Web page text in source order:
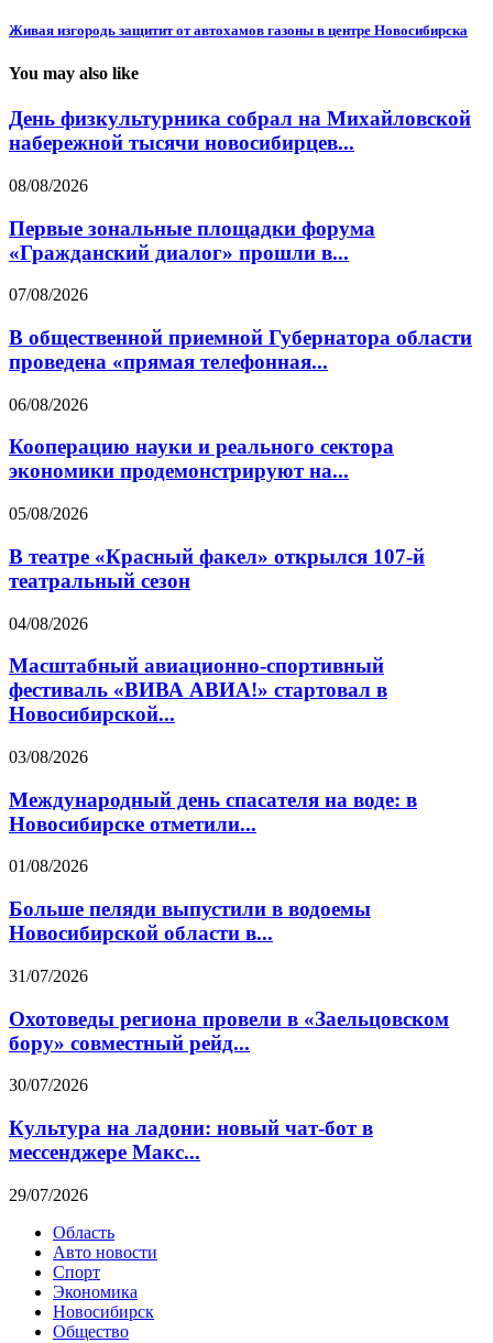
Живая изгородь защитит от автохамов газоны в центре Новосибирска
You may also like
День физкультурника собрал на Михайловской
набережной тысячи новосибирцев...
08/08/2026
Первые зональные площадки форума
«Гражданский диалог» прошли в...
07/08/2026
В общественной приемной Губернатора области
проведена «прямая телефонная...
06/08/2026
Кооперацию науки и реального сектора
экономики продемонстрируют на...
05/08/2026
В театре «Красный факел» открылся 107-й
театральный сезон
04/08/2026
Масштабный авиационно-спортивный
фестиваль «ВИВА АВИА!» стартовал в
Новосибирской...
03/08/2026
Международный день спасателя на воде: в
Новосибирске отметили...
01/08/2026
Больше пеляди выпустили в водоемы
Новосибирской области в...
31/07/2026
Охотоведы региона провели в «Заельцовском
бору» совместный рейд...
30/07/2026
Культура на ладони: новый чат-бот в
мессенджере Макс...
29/07/2026
Область
Авто новости
Спорт
Экономика
Новосибирск
Общество